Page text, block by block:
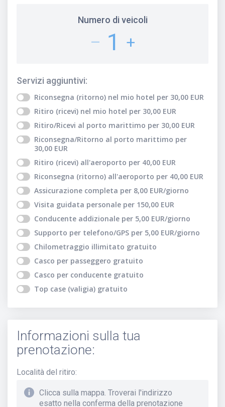
Numero di veicoli
– 1 +
Servizi aggiuntivi:
Riconsegna (ritorno) nel mio hotel per 30,00 EUR
Ritiro (ricevi) nel mio hotel per 30,00 EUR
Ritiro/Ricevi al porto marittimo per 30,00 EUR
Riconsegna/Ritorno al porto marittimo per
30,00 EUR
Ritiro (ricevi) all'aeroporto per 40,00 EUR
Riconsegna (ritorno) all'aeroporto per 40,00 EUR
Assicurazione completa per 8,00 EUR/giorno
Visita guidata personale per 150,00 EUR
Conducente addizionale per 5,00 EUR/giorno
Supporto per telefono/GPS per 5,00 EUR/giorno
Chilometraggio illimitato gratuito
Casco per passeggero gratuito
Casco per conducente gratuito
Top case (valigia) gratuito
Informazioni sulla tua
prenotazione:
Località del ritiro:
Clicca sulla mappa. Troverai l'indirizzo
esatto nella conferma della prenotazione